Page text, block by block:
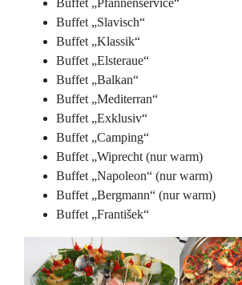
Buffet „Pfannenservice“
Buffet „Slavisch“
Buffet „Klassik“
Buffet „Elsteraue“
Buffet „Balkan“
Buffet „Mediterran“
Buffet „Exklusiv“
Buffet „Camping“
Buffet „Wiprecht (nur warm)
Buffet „Napoleon“ (nur warm)
Buffet „Bergmann“ (nur warm)
Buffet „František“